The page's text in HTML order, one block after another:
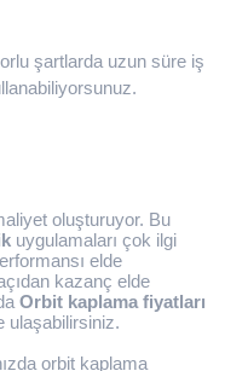
şartlarda uzun süre iş
oluşturuyor. Bu
uygulamaları çok ilgi
elde
kazanç elde
Orbit kaplama fiyatları
ulaşabilirsiniz.
orbit kaplama